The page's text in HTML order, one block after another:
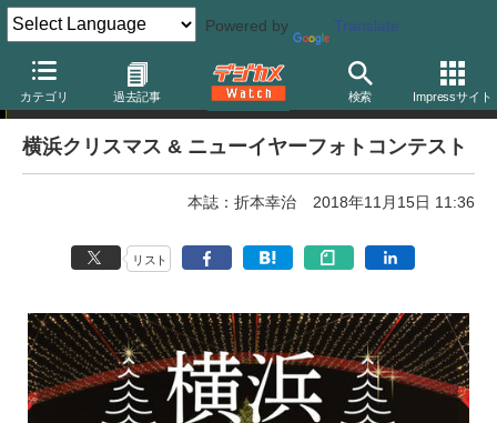
Powered by Translate
カテゴリ 過去記事 検索 Impressサイト
フォトコンテスト
横浜クリスマス & ニューイヤーフォトコンテスト
本誌：折本幸治 2018年11月15日 11:36
リスト